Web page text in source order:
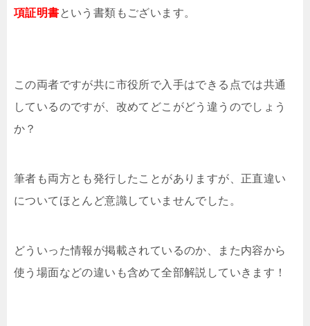
項証明書という書類もございます。
この両者ですが共に市役所で入手はできる点では共通
しているのですが、改めてどこがどう違うのでしょう
か？
筆者も両方とも発行したことがありますが、正直違い
についてほとんど意識していませんでした。
どういった情報が掲載されているのか、また内容から
使う場面などの違いも含めて全部解説していきます！